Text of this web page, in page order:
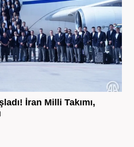
İran Milli Takımı,